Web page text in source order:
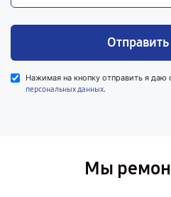
Нажимая на кнопку отправить я даю
персональных данных.
Мы